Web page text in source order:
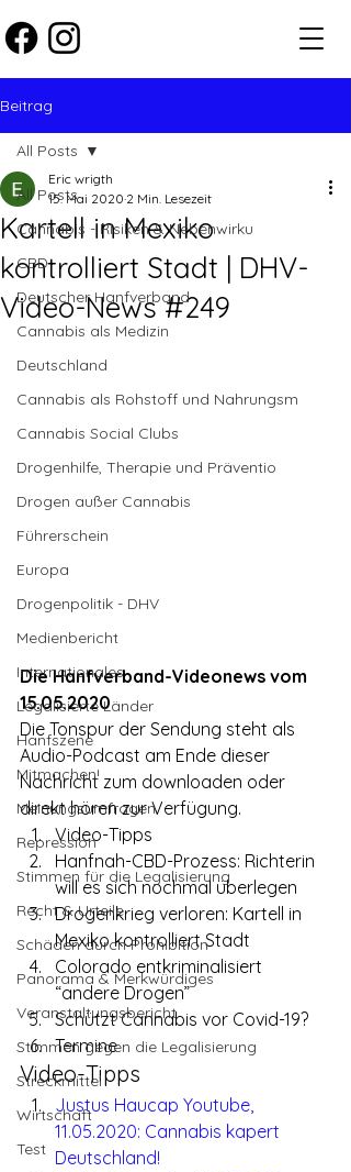
Beitrag
All Posts
Cannabis - Risiken & Nebenwirku
CBD
Deutscher Hanfverband
Cannabis als Medizin
Deutschland
Cannabis als Rohstoff und Nahrungsm
Cannabis Social Clubs
Drogenhilfe, Therapie und Präventio
Drogen außer Cannabis
Führerschein
Europa
Drogenpolitik - DHV
Medienbericht
Internationales
Legalisierte Länder
Hanfszene
Mitmachen!
Meinungsumfragen
Repression
Stimmen für die Legalisierung
Recht & Urteile
Schäden durch Prohibition
Panorama & Merkwürdiges
Veranstaltungsbericht
Stimmen gegen die Legalisierung
Streckmittel
Wirtschaft
Test
All Posts
Kartell in Mexiko
kontrolliert Stadt | DHV-
Video-News #249
Eric wrigth
15. Mai 2020 2 Min. Lesezeit
Die Hanfverband-Videonews vom
15.05.2020
Die Tonspur der Sendung steht als
Audio-Podcast am Ende dieser
Nachricht zum downloaden oder
direkt hören zur Verfügung.
Video-Tipps
Hanfnah-CBD-Prozess: Richterin
will es sich nochmal überlegen
Drogenkrieg verloren: Kartell in
Mexiko kontrolliert Stadt
Colorado entkriminalisiert
“andere Drogen”
Schützt Cannabis vor Covid-19?
Termine
Video-Tipps
Justus Haucap Youtube,
11.05.2020: Cannabis kapert
Deutschland!